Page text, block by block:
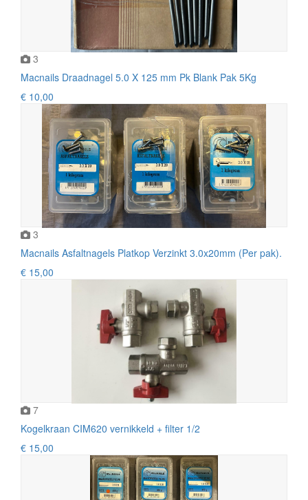
3
Macnails Draadnagel 5.0 X 125 mm Pk Blank Pak 5Kg
€ 10,00
3
Macnails Asfaltnagels Platkop Verzinkt 3.0x20mm (Per pak).
€ 15,00
7
Kogelkraan CIM620 vernikkeld + filter 1/2
€ 15,00